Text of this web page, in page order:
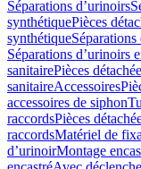
Séparations d’urinoirs
synthétiquePièces
synthétique
Séparations d’urinoirs
sanitairePièces
sanitaireAccessoires
accessoires de siphon
raccordsPièces
raccordsMatériel de
dʼurinoirMontage